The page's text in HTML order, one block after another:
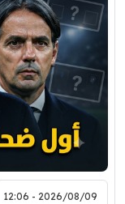
2026/08/09 - 12:06